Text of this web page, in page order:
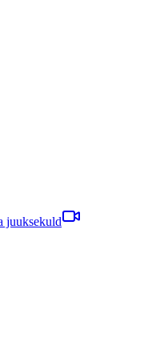
juuksekuld